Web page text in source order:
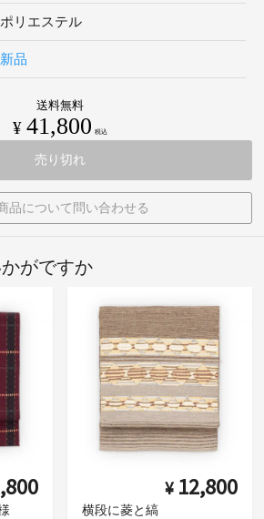
ポリエステル
新品
送料無料
¥ 41,800 税込
売り切れ
品について問い合わせる
がですか
¥ 12,800
横段に菱と縞